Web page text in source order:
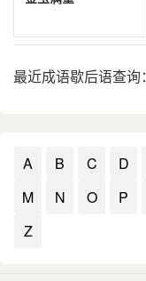
最近成语歇后语查询：
A B C D
M
N O P
Z